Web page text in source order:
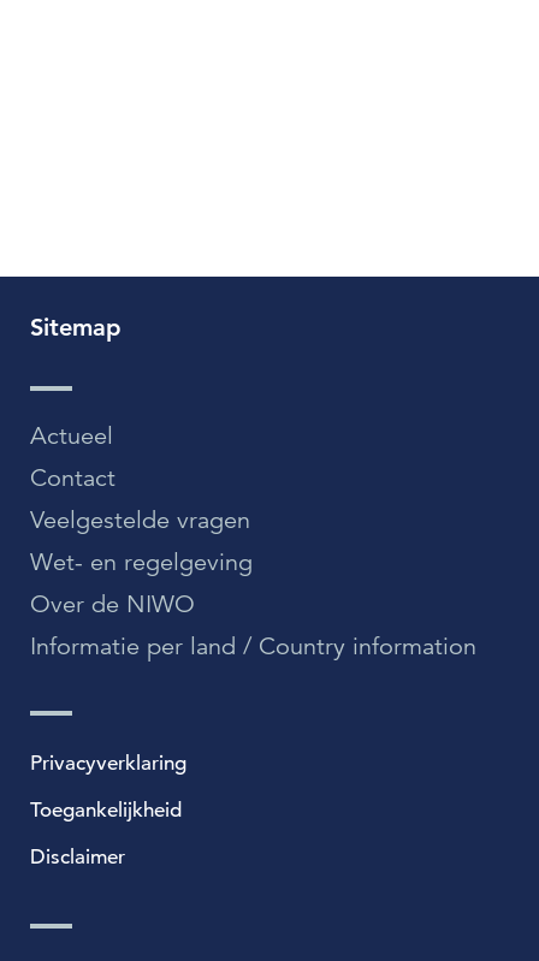
Sitemap
Actueel
Contact
Veelgestelde vragen
Wet- en regelgeving
Over de NIWO
Informatie per land / Country information
Privacyverklaring
Toegankelijkheid
Disclaimer